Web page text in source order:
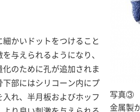
かいドットをつけること
与えられるようになり、
のために孔が追加されま
下部にはシリコーン内にプ
入れ、半月板およびホッフ
写真③
金属製